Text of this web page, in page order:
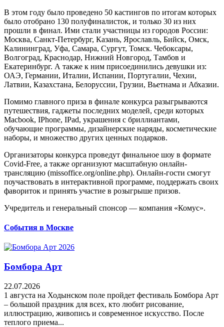
В этом году было проведено 50 кастингов по итогам которых
было отобрано 130 полуфиналисток, и только 30 из них
прошли в финал. Ими стали участницы из городов России:
Москва, Санкт-Петербург, Казань, Ярославль, Бийск, Омск,
Калининград, Уфа, Самара, Сургут, Томск. Чебоксары,
Волгоград, Краснодар, Нижний Новгород, Тамбов и
Екатеринбург. А также к ним присоединились девушки из:
ОАЭ, Германии, Италии, Испании, Португалии, Чехии,
Латвии, Казахстана, Белоруссии, Грузии, Вьетнама и Абхазии.
Помимо главного приза в финале конкурса разыгрываются
путешествия, гаджеты последних моделей, среди которых
Macbook, IPhone, IPad, украшения с бриллиантами,
обучающие программы, дизайнерские наряды, косметические
наборы, и множество других ценных подарков.
Организаторы конкурса проведут финальное шоу в формате
Covid-Free, а также организуют масштабную онлайн-
трансляцию (missoffice.org/online.php). Онлайн-гости смогут
поучаствовать в интерактивной программе, поддержать своих
фавориток и принять участие в розыгрыше призов.
Учредитель и генеральный спонсор — компания «Комус».
События в Москве
Бомбора Арт
22.07.2026
1 августа на Ходынском поле пройдет фестиваль Бомбора Арт
– большой праздник для всех, кто любит рисование,
иллюстрацию, живопись и современное искусство. После
теплого приема...